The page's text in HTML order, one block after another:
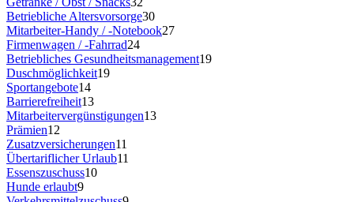
Betriebliche Altersvorsorge30
Mitarbeiter-Handy / -Notebook27
Firmenwagen / -Fahrrad24
Betriebliches Gesundheitsmanagement19
Duschmöglichkeit19
Sportangebote14
Barrierefreiheit13
Mitarbeitervergünstigungen13
Prämien12
Zusatzversicherungen11
Übertariflicher Urlaub11
Essenszuschuss10
Hunde erlaubt9